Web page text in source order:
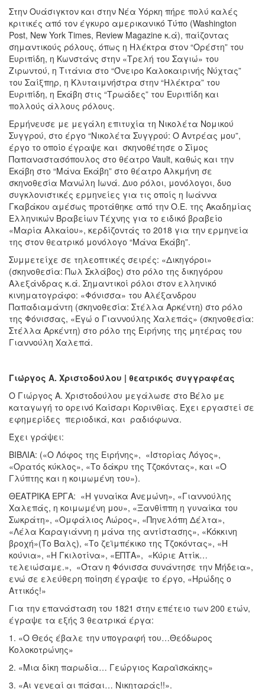
Στην Ουάσιγκτον και στην Νέα Υόρκη πήρε πολύ καλές
κριτικές από τον έγκυρο αμερικανικό Tύπο (Washington
Post, New York Times, Review Magazine κ.ά), παίζοντας
σημαντικούς ρόλους, όπως η Ηλέκτρα στον “Ορέστη” του
Ευριπίδη, η Κωνστάνς στην «Τρελή του Σαγιώ» του
Ζιρωντού, η Τιτάνια στο “Όνειρο Καλοκαιρινής Νύχτας”
του Σαίξπηρ, η Κλυταιμνήστρα στην “Ηλέκτρα” του
Ευριπίδη, η Εκάβη στις “Τρωάδες” του Ευριπίδη και
πολλούς άλλους ρόλους.
Ερμήνευσε με μεγάλη επιτυχία τη Νικολέτα Νομικού
Συγγρού, στο έργο “Νικολέτα Συγγρού: Ο Αντρέας μου”,
έργο το οποίο έγραψε και σκηνοθέτησε ο Σίμος
Παπαναστασόπουλος στο θέατρο Vault, καθώς και την
Εκάβη στο “Μάνα Εκάβη” στο θέατρο Αλκμήνη σε
σκηνοθεσία Μανώλη Ιωνά. Δυο ρόλοι, μονόλογοι, δυο
συγκλονιστικές ερμηνείες για τις οποίς η Ιωάννα
Γκαβάκου αμέσως προτάθηκε από την Ο.Ε. της Ακαδημίας
Ελληνικών Βραβείων Τέχνης για το ειδικό βραβείο
«Μαρία Αλκαίου», κερδίζοντάς το 2018 για την ερμηνεία
της στον θεατρικό μονόλογο “Μάνα Εκάβη”.
Συμμετείχε σε τηλεοπτικές σειρές: «Δικηγόροι»
(σκηνοθεσία: Πωλ Σκλάβος) στο ρόλο της δικηγόρου
Αλεξάνδρας κ.ά. Σημαντικοί ρόλοι στον ελληνικό
κινηματογράφο: «Φόνισσα» του Αλέξανδρου
Παπαδιαμάντη (σκηνοθεσία: Στέλλα Αρκέντη) στο ρόλο
της Φόνισσας, «Εγώ ο Γιαννούλης Χαλεπάς» (σκηνοθεσία:
Στέλλα Αρκέντη) στο ρόλο της Ειρήνης της μητέρας του
Γιαννούλη Χαλεπά.
Γιώργος Α. Χριστοδούλου | θεατρικός συγγραφέας
Ο Γιώργος Α. Χριστοδούλου μεγάλωσε στο Βέλο με
καταγωγή το ορεινό Καίσαρι Κορινθίας. Έχει εργαστεί σε
εφημερίδες περιοδικά, και ραδιόφωνα.
Έχει γράψει:
ΒΙΒΛΙΑ: («Ο Λόφος της Ειρήνης», «Ιστορίας Λόγος»,
«Ορατός κύκλος», «Το δάκρυ της Τζοκόντας», και «Ο
Γλύπτης και η κοιμωμένη του»).
ΘΕΑΤΡΙΚΑ ΕΡΓΑ: «Η γυναίκα Ανεμώνη», «Γιαννούλης
Χαλεπάς, η κοιμωμένη μου», «Ξανθίππη η γυναίκα του
Σωκράτη», «Ομφάλιος Λώρος», «Πηνελόπη Δέλτα»,
«Λέλα Καραγιάννη η μάνα της αντίστασης», «Κόκκινη
βροχή»(Το Βαλς), «Το ζεϊμπέκικο της Τζοκόντας», «Η
κούνια», «Η Γκιλοτίνα», «ΕΠΤΑ», «Κύριε Αττίκ…
τελειώσαμε.», «Όταν η Φόνισσα συνάντησε την Μήδεια»,
ενώ σε ελεύθερη ποίηση έγραψε το έργο, «Ηρώδης ο
Αττικός!»
Για την επανάσταση του 1821 στην επέτειο των 200 ετών,
έγραψε τα εξής 3 θεατρικά έργα:
1. «Ο Θεός έβαλε την υπογραφή του…Θεόδωρος
Κολοκοτρώνης»
2. «Μια δίκη παρωδία… Γεώργιος Καραϊσκάκης»
3. «Αι γενεαί αι πάσαι… Νικηταράς!!».